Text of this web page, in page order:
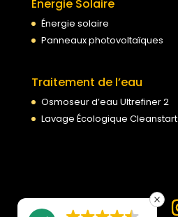
Énergie Solaire
Énergie solaire
Panneaux photovoltaïques
Traitement de l’eau
Osmoseur d’eau Ultrefiner 2
Lavage Écologique Cleanstart